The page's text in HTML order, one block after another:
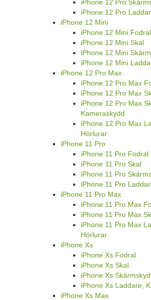
iPhone 12 Pro
iPhone 12 Pro
iPhone 12 Mini
iPhone 12 Mini Fodral
iPhone 12 Mini Skal
iPhone 12 Mini
iPhone 12 Mini
iPhone 12 Pro Max
iPhone 12 Pro Max
iPhone 12 Pro Max
iPhone 12 Pro Max
Kameraskydd
iPhone 12 Pro Max
Hörlurar
iPhone 11 Pro
iPhone 11 Pro Fodral
iPhone 11 Pro Skal
iPhone 11 Pro
iPhone 11 Pro
iPhone 11 Pro Max
iPhone 11 Pro Max
iPhone 11 Pro Max
iPhone 11 Pro Max
Hörlurar
iPhone Xs
iPhone Xs Fodral
iPhone Xs Skal
iPhone Xs
iPhone Xs Laddare,
iPhone Xs Max